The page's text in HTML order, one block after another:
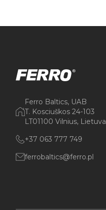
Ferro Baltics, UAB
T. Kosciuškos 24-103
LT01100 Vilnius, Lietuva
+37 063 777 749
ferrobaltics@ferro.pl